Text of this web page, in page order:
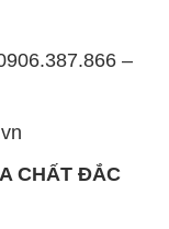
–
CHẤT ĐẮC